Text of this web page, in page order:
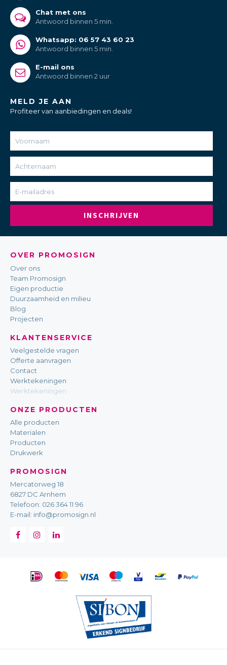
Chat met ons
Antwoord binnen 5 min.
Whatsapp: 06 57 43 60 23
Antwoord binnen 5 min.
E-mail ons
Antwoord binnen 2 uur
MELD JE AAN
Profiteer van aanbiedingen en deals!
INSCHRIJVEN
OVER PROMOSIGN
Over ons
Team Promosign
Eigen productie
Duurzaamheid en milieu
Blog
Projecten
KLANTENSERVICE
Veelgestelde vragen
Offerte aanvragen
Contact
Werktekeningen
Werktekeningen
ONZE PRODUCTEN
Alle producten
Materialen
Producten
Drukwerk
PROMOSIGN
Mercatorweg 18
6827 DC Arnhem
Telefoon: 026 364 11 96
E-mail: info@promosign.nl